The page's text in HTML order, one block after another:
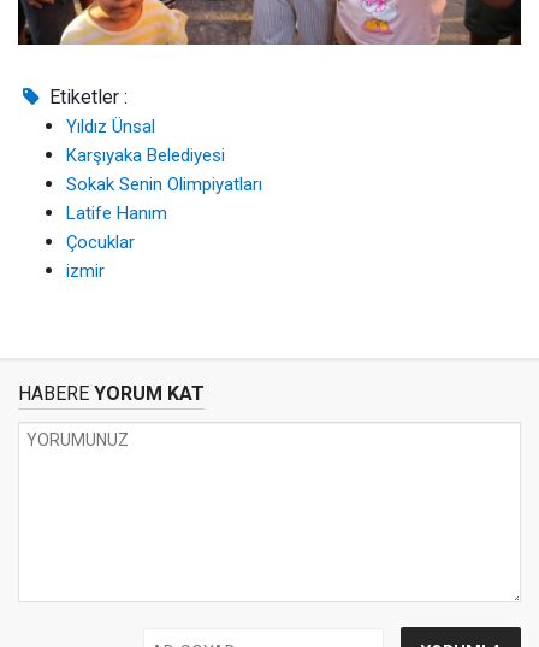
Etiketler :
Yıldız Ünsal
Karşıyaka Belediyesi
Sokak Senin Olimpiyatları
Latife Hanım
Çocuklar
izmir
HABERE YORUM KAT